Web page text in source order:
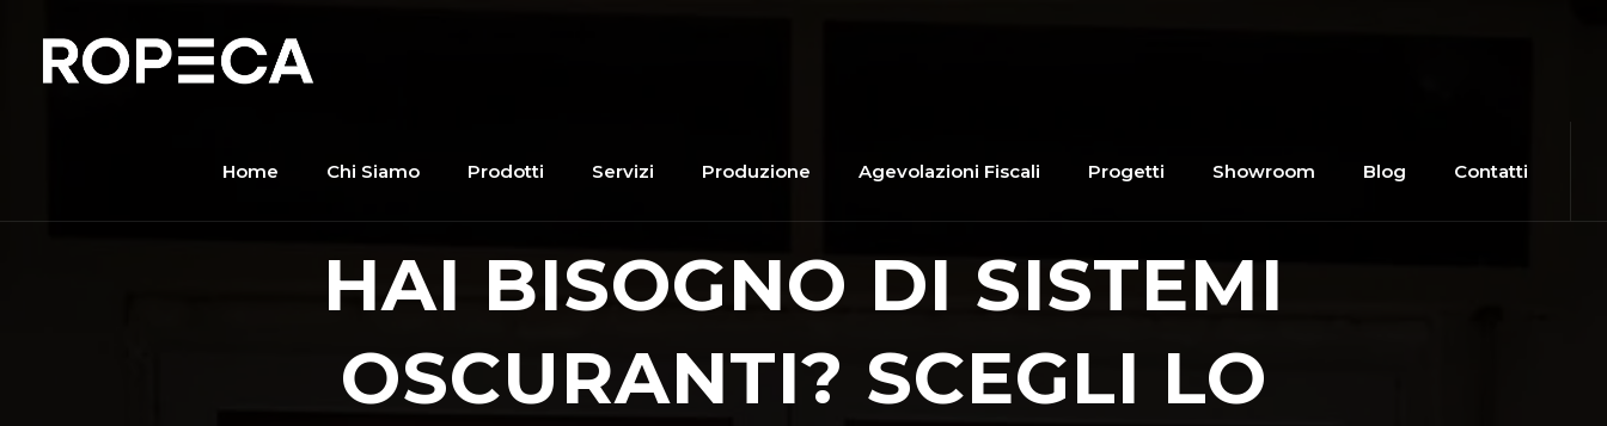
Home Chi Siamo Prodotti Servizi Produzione Agevolazioni Fiscali Progetti Showroom Blog Contatti
HAI BISOGNO DI SISTEMI
OSCURANTI? SCEGLI LO